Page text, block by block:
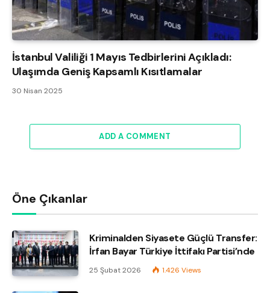
İstanbul Valiliği 1 Mayıs Tedbirlerini Açıkladı:
Ulaşımda Geniş Kapsamlı Kısıtlamalar
30 Nisan 2025
ADD A COMMENT
Öne Çıkanlar
Kriminalden Siyasete Güçlü Transfer:
İrfan Bayar Türkiye İttifakı Partisi’nde
25 Şubat 2026 1.426 Views